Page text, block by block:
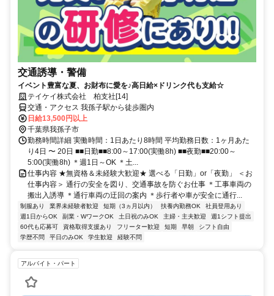
交通誘導・警備
イベント豊富な夏、お財布に愛を♪高日給×ドリンク代も支給☆
テイケイ株式会社 柏支社[14]
交通・アクセス 我孫子駅から徒歩圏内
日給13,500円以上
千葉県我孫子市
勤務時間詳細 実働時間：1日あたり8時間 平均勤務日数：1ヶ月あた
り4日 〜 20日 ■■日勤■■8:00～17:00(実働8h) ■■夜勤■■20:00～
5:00(実働8h) ＊週1日～OK ＊土...
仕事内容 ★無資格＆未経験大歓迎★ 選べる「日勤」or「夜勤」 ＜お
仕事内容＞ 通行の安全を図り、交通事故を防ぐお仕事 ＊工事車両の
搬出入誘導 ＊通行車両の迂回の案内 ＊歩行者や車が安全に通行...
制服あり 業界未経験者歓迎 短期（3ヵ月以内） 扶養内勤務OK
社員登用あり
週1日からOK
副業・WワークOK 土日祝のみOK 主婦・主夫歓迎
週1シフト提出
60代も応募可
資格取得支援あり フリーター歓迎 短期 早朝
シフト自由
学歴不問
平日のみOK 学生歓迎 経験不問
アルバイト・パート